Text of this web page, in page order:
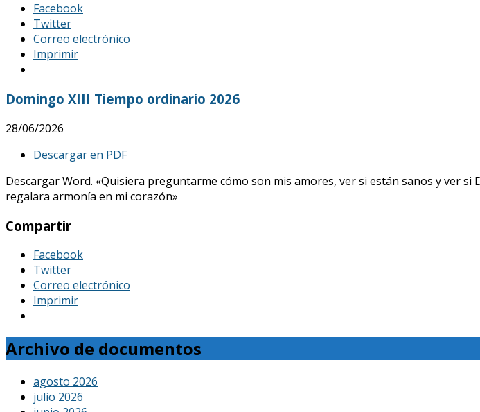
Facebook
Twitter
Correo electrónico
Imprimir
Domingo XIII Tiempo ordinario 2026
28/06/2026
Descargar en PDF
Descargar Word. «Quisiera preguntarme cómo son mis amores, ver si están sanos y ver
regalara armonía en mi corazón»
Compartir
Facebook
Twitter
Correo electrónico
Imprimir
Archivo de documentos
agosto 2026
julio 2026